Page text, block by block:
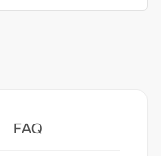
FAQ